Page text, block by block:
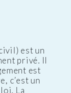
est un
privé. Il
est
c’est un
La